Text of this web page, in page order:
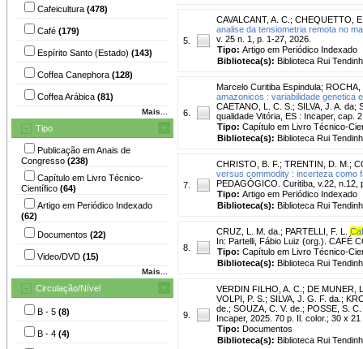
Cafeicultura (478)
Café (179)
Espírito Santo (Estado) (143)
Coffea Canephora (128)
Coffea Arábica (81)
Mais...
Tipo
Publicação em Anais de
Congresso (238)
Capítulo em Livro Técnico-
Científico (64)
Artigo em Periódico Indexado
(62)
Documentos (22)
Video/DVD (15)
Mais...
Circulação/Nível
B - 5 (8)
B - 4 (4)
5.
CAVALCANT, A. C. ; CHEQUETTO,
analise da tensiometria remota no
v. 25 n. 1, p. 1-27, 2026.
Tipo: Artigo em Periódico Indexado
Biblioteca(s): Biblioteca Rui
6.
Marcelo Curitiba Espindula; ROCHA,
amazonicos : variabilidade genetica
CAETANO, L. C. S.; SILVA, J. A.
qualidade Vitória, ES : Incaper, cap.
Tipo: Capítulo em Livro Técnico-
Biblioteca(s): Biblioteca Rui
7.
CHRISTO, B. F. ; TRENTIN, D. M. ;
versus commodity : incerteza como
PEDAGÓGICO. Curitiba, v.22, n.12,
Tipo: Artigo em Periódico Indexado
Biblioteca(s): Biblioteca Rui
8.
CRUZ, L. M. da. ; PARTELLI, F. L.
In: Partelli, Fábio Luiz (org.). CAFÉ
Tipo: Capítulo em Livro Técnico-
Biblioteca(s): Biblioteca Rui
9.
VERDIN FILHO, A. C. ; DE MUNER,
VOLPI, P. S. ; SILVA, J. G. F. da. ;
de. ; SOUZA, C. V. de. ; POSSE, S. C.
Incaper, 2025. 70 p. Il. color.; 30 x
Tipo: Documentos
Biblioteca(s): Biblioteca Rui